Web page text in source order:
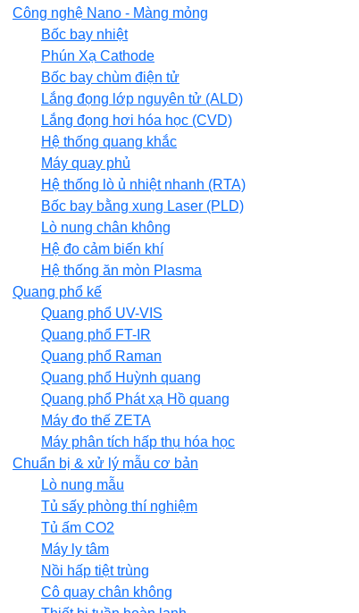
Công nghệ Nano - Màng mỏng
Bốc bay nhiệt
Phún Xạ Cathode
Bốc bay chùm điện tử
Lắng đọng lớp nguyên tử (ALD)
Lắng đọng hơi hóa học (CVD)
Hệ thống quang khắc
Máy quay phủ
Hệ thống lò ủ nhiệt nhanh (RTA)
Bốc bay bằng xung Laser (PLD)
Lò nung chân không
Hệ đo cảm biến khí
Hệ thống ăn mòn Plasma
Quang phổ kế
Quang phổ UV-VIS
Quang phổ FT-IR
Quang phổ Raman
Quang phổ Huỳnh quang
Quang phổ Phát xạ Hồ quang
Máy đo thế ZETA
Máy phân tích hấp thụ hóa học
Chuẩn bị & xử lý mẫu cơ bản
Lò nung mẫu
Tủ sấy phòng thí nghiệm
Tủ ấm CO2
Máy ly tâm
Nồi hấp tiệt trùng
Cô quay chân không